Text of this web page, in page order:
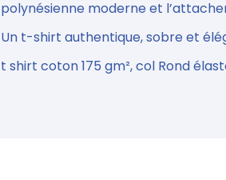
polynésienne moderne et
Un t-shirt authentique, sobre et
t shirt coton175 gm², col Rond